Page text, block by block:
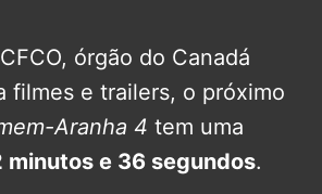
órgão do Canadá
filmes e trailers, o próximo
Aranha 4 tem uma
minutos e 36 segundos.